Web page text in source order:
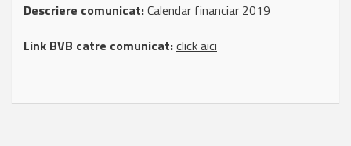
Descriere comunicat:Calendar financiar 2019
Link BVB catre comunicat:click aici